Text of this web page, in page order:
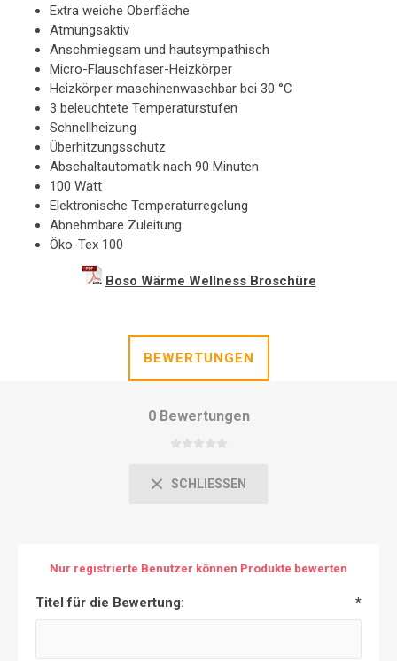
Extra weiche Oberfläche
Atmungsaktiv
Anschmiegsam und hautsympathisch
Micro-Flauschfaser-Heizkörper
Heizkörper maschinenwaschbar bei 30 °C
3 beleuchtete Temperaturstufen
Schnellheizung
Überhitzungsschutz
Abschaltautomatik nach 90 Minuten
100 Watt
Elektronische Temperaturregelung
Abnehmbare Zuleitung
Öko-Tex 100
Boso Wärme Wellness Broschüre
BEWERTUNGEN
0 Bewertungen
SCHLIESSEN
Nur registrierte Benutzer können Produkte bewerten
Titel für die Bewertung: *